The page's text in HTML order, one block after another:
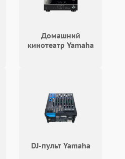
Домашний
кинотеатр Yamaha
DJ-пульт Yamaha